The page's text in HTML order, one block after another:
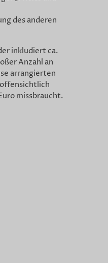
des anderen
inkludiert ca.
Anzahl an
arrangierten
missbraucht.